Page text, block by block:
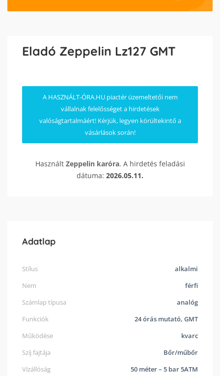
Eladó Zeppelin Lz127 GMT
A HASZNÁLT-ÓRA.HU piactér üzemeltetői nem
vállalnak felelősséget a hirdetések
valóságtartalmáért! Kérjük, legyen körültekintő a
vásárlások során!
Használt Zeppelin karóra. A hirdetés feladási
dátuma: 2026.05.11.
Adatlap
Stílus
alkalmi
Nem
férfi
Számlap típusa
analóg
Funkciók
24 órás mutató, GMT
Működése
kvarc
Szíj fajtája
Bőr/műbőr
Vízállóság
50 méter – 5 bar 5ATM